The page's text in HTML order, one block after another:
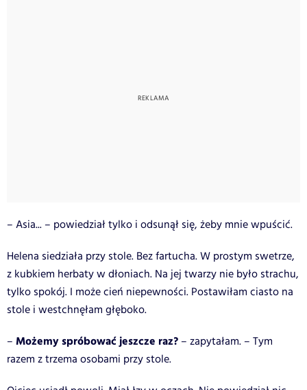
– Asia... – powiedział tylko i odsunął się, żeby mnie wpuścić.
Helena siedziała przy stole. Bez fartucha. W prostym swetrze,
z kubkiem herbaty w dłoniach. Na jej twarzy nie było strachu,
tylko spokój. I może cień niepewności. Postawiłam ciasto na
stole i westchnęłam głęboko.
– Możemy spróbować jeszcze raz? – zapytałam. – Tym
razem z trzema osobami przy stole.